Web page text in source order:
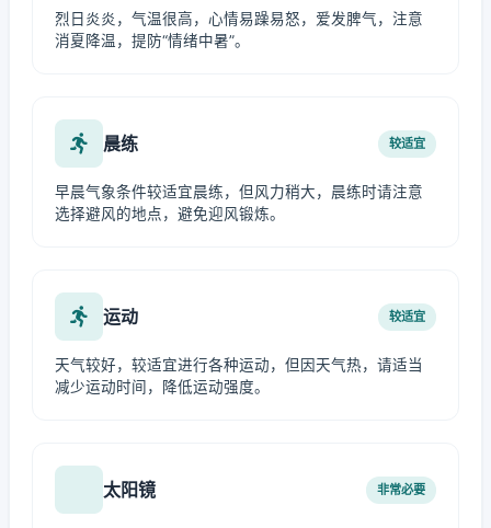
烈日炎炎，气温很高，心情易躁易怒，爱发脾气，注意
消夏降温，提防“情绪中暑”。
晨练 较适宜
早晨气象条件较适宜晨练，但风力稍大，晨练时请注意
选择避风的地点，避免迎风锻炼。
运动 较适宜
天气较好，较适宜进行各种运动，但因天气热，请适当
减少运动时间，降低运动强度。
太阳镜 非常必要